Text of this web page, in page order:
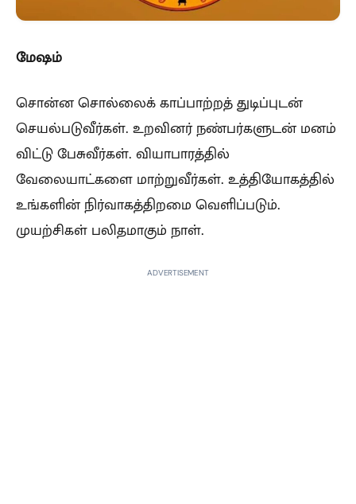
மேஷம்
சொன்ன சொல்லைக் காப்பாற்றத் துடிப்புடன்
செயல்படுவீர்கள். உறவினர் நண்பர்களுடன் மனம்
விட்டு பேசுவீர்கள். வியாபாரத்தில்
வேலையாட்களை மாற்றுவீர்கள். உத்தியோகத்தில்
உங்களின் நிர்வாகத்திறமை வெளிப்படும்.
முயற்சிகள் பலிதமாகும் நாள்.
ADVERTISEMENT